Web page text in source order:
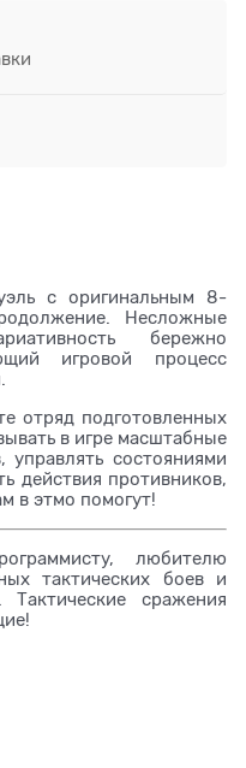
с оригинальным 8-
Несложные
бережно
игровой процесс
отряд подготовленных
в игре масштабные
управлять состояниями
действия противников,
в этмо помогут!
любителю
тактических боев и
сражения